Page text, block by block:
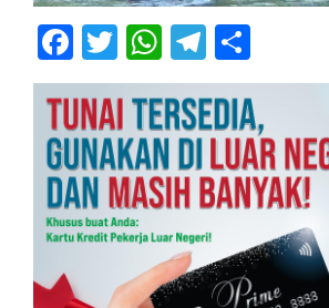
Facebook
TwitterWhatsApp
Telegram